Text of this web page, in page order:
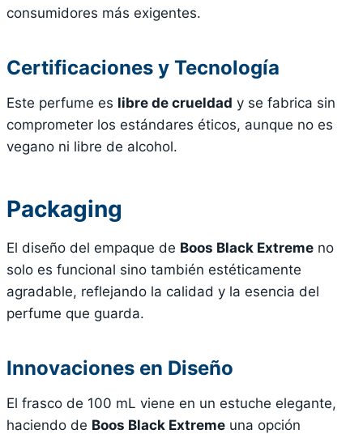
consumidores más exigentes.
Certificaciones y Tecnología
Este perfume es libre de crueldad y se fabrica sin
comprometer los estándares éticos, aunque no es
vegano ni libre de alcohol.
Packaging
El diseño del empaque de Boos Black Extreme no
solo es funcional sino también estéticamente
agradable, reflejando la calidad y la esencia del
perfume que guarda.
Innovaciones en Diseño
El frasco de 100 mL viene en un estuche elegante,
haciendo de Boos Black Extreme una opción